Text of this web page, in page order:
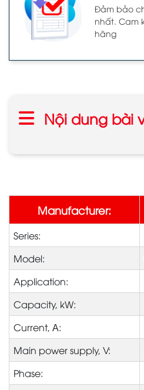
Đảm bảo
nhất. Cam
hãng
Nội dung bài
Manufacturer:
Series:
Model:
Application:
Capacity, kW:
Current, А:
Main power supply, V:
Phase: